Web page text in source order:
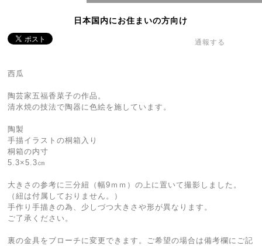
日本国内にお住まいの方向け
通報する
西瓜
陶芸家五福香菜子の作品。
清水焼の技法で陶器に色絵を施しています。
陶製
手描イラストの桐箱入り
桐箱の内寸
5.3×5.3㎝
大きさの参考に三分紐（幅9ｍｍ）の上に置いて撮影しました。
（紐は付属しておりません。）
手作り手描きの為、少しづつ大きさや形が異なります。
ご了承ください。
裏の金具をブローチに変更できます。ご希望の場合は備考欄にご記